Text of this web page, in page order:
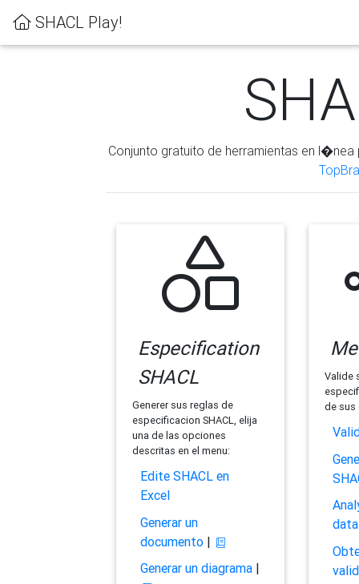
SHACL Play!
Conjunto gratuito de herramientas en
Especification
SHACL
Generer sus reglas de
especificacion SHACL, elija
una de las opciones
descritas en el menu:
Edite SHACL en
Excel
Generar un
documento|
Generar un diagrama|
Valide
de sus